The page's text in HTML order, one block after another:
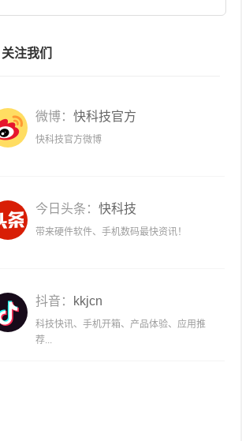
关注我们
微博： 快科技官方
快科技官方微博
今日头条： 快科技
带来硬件软件、手机数码最快资讯！
抖音： kkjcn
科技快讯、手机开箱、产品体验、应用推
荐...